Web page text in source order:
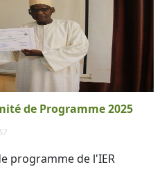
de Programme 2025
programme de l'IER